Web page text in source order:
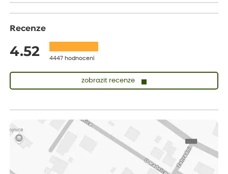
Recenze
4.52 4447 hodnocení
zobrazit recenze
vše v naprostém pořádku
ověřený nákup před 1 dnem
Jana